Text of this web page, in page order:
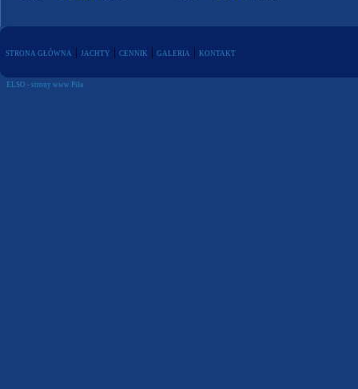
STRONA GŁÓWNA | JACHTY | CENNIK | GALERIA | KONTAKT
ELSO - strony www Piła